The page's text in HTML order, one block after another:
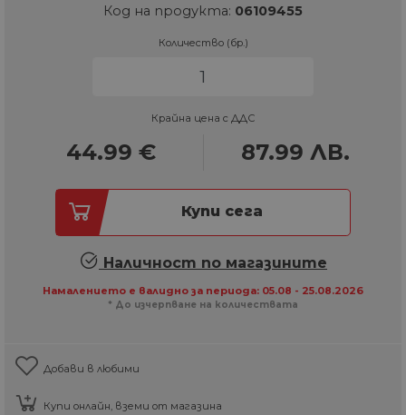
Код на продукта: 06109455
Количество (бр.)
Крайна цена с ДДС
44.99 € 87.99 ЛВ.
Купи сега
Наличност по магазините
Намалението е валидно за периода: 05.08 - 25.08.2026
* До изчерпване на количествата
Добави в любими
Купи онлайн, вземи от магазина